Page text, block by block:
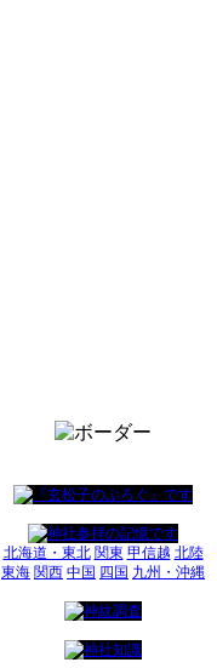
北海道・東北 関東 甲信越 北陸
東海 関西 中国 四国 九州・沖縄